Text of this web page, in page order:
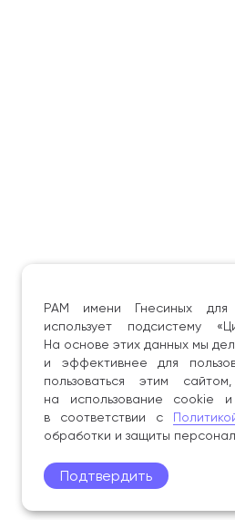
РАМ имени Гнесиных для
использует подсистему
На основе этих данных мы
и эффективнее для
пользоваться этим
на использование cookie
в соответствии с
обработки и защиты
Подтвердить